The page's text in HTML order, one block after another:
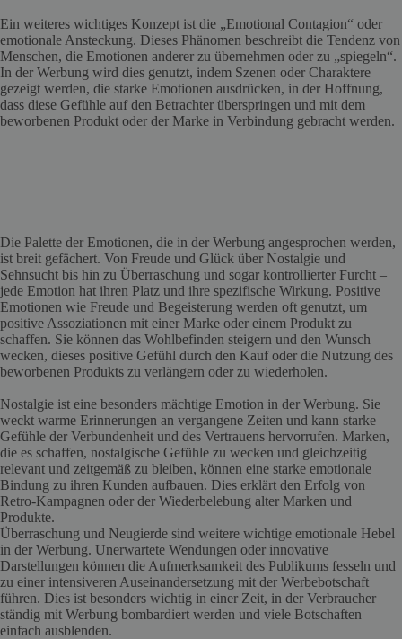
Ein weiteres wichtiges Konzept ist die „Emotional Contagion“ oder
emotionale Ansteckung. Dieses Phänomen beschreibt die Tendenz von
Menschen, die Emotionen anderer zu übernehmen oder zu „spiegeln“.
In der Werbung wird dies genutzt, indem Szenen oder Charaktere
gezeigt werden, die starke Emotionen ausdrücken, in der Hoffnung,
dass diese Gefühle auf den Betrachter überspringen und mit dem
beworbenen Produkt oder der Marke in Verbindung gebracht werden.
Die Palette der Emotionen, die in der Werbung angesprochen werden,
ist breit gefächert. Von Freude und Glück über Nostalgie und
Sehnsucht bis hin zu Überraschung und sogar kontrollierter Furcht –
jede Emotion hat ihren Platz und ihre spezifische Wirkung. Positive
Emotionen wie Freude und Begeisterung werden oft genutzt, um
positive Assoziationen mit einer Marke oder einem Produkt zu
schaffen. Sie können das Wohlbefinden steigern und den Wunsch
wecken, dieses positive Gefühl durch den Kauf oder die Nutzung des
beworbenen Produkts zu verlängern oder zu wiederholen.
Nostalgie ist eine besonders mächtige Emotion in der Werbung. Sie
weckt warme Erinnerungen an vergangene Zeiten und kann starke
Gefühle der Verbundenheit und des Vertrauens hervorrufen. Marken,
die es schaffen, nostalgische Gefühle zu wecken und gleichzeitig
relevant und zeitgemäß zu bleiben, können eine starke emotionale
Bindung zu ihren Kunden aufbauen. Dies erklärt den Erfolg von
Retro-Kampagnen oder der Wiederbelebung alter Marken und
Produkte.
Überraschung und Neugierde sind weitere wichtige emotionale Hebel
in der Werbung. Unerwartete Wendungen oder innovative
Darstellungen können die Aufmerksamkeit des Publikums fesseln und
zu einer intensiveren Auseinandersetzung mit der Werbebotschaft
führen. Dies ist besonders wichtig in einer Zeit, in der Verbraucher
ständig mit Werbung bombardiert werden und viele Botschaften
einfach ausblenden.